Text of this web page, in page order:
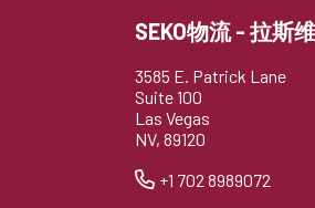
SEKO物流 - 拉斯
3585 E. Patrick Lane
Suite 100
Las Vegas
NV, 89120
+1 702 8989072